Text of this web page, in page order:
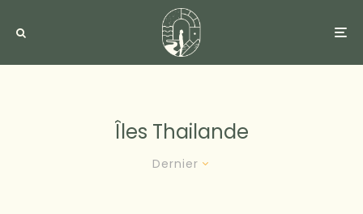
Îles Thailande
Dernier